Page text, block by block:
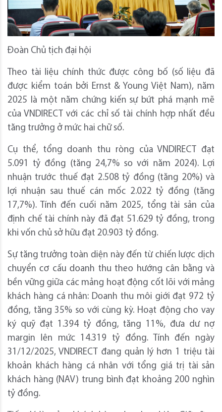
Đoàn Chủ tịch đại hội
Theo tài liệu chính thức được công bố (số liệu đã
được kiểm toán bởi Ernst & Young Việt Nam), năm
2025 là một năm chứng kiến sự bứt phá mạnh mẽ
của VNDIRECT với các chỉ số tài chính hợp nhất đều
tăng trưởng ở mức hai chữ số.
Cụ thể, tổng doanh thu ròng của VNDIRECT đạt
5.091 tỷ đồng (tăng 24,7% so với năm 2024). Lợi
nhuận trước thuế đạt 2.508 tỷ đồng (tăng 20%) và
lợi nhuận sau thuế cán mốc 2.022 tỷ đồng (tăng
17,7%). Tính đến cuối năm 2025, tổng tài sản của
định chế tài chính này đã đạt 51.629 tỷ đồng, trong
khi vốn chủ sở hữu đạt 20.903 tỷ đồng.
Sự tăng trưởng toàn diện này đến từ chiến lược dịch
chuyển cơ cấu doanh thu theo hướng cân bằng và
bền vững giữa các mảng hoạt động cốt lõi với mảng
khách hàng cá nhân: Doanh thu môi giới đạt 972 tỷ
đồng, tăng 35% so với cùng kỳ. Hoạt động cho vay
ký quỹ đạt 1.394 tỷ đồng, tăng 11%, đưa dư nợ
margin lên mức 14.319 tỷ đồng. Tính đến ngày
31/12/2025, VNDIRECT đang quản lý hơn 1 triệu tài
khoản khách hàng cá nhân với tổng giá trị tài sản
khách hàng (NAV) trung bình đạt khoảng 200 nghìn
tỷ đồng.